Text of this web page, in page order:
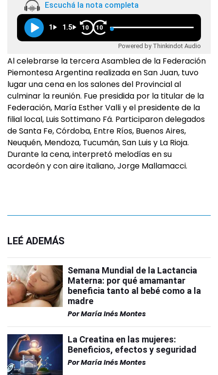
Escuchá la nota completa
1 1.5 10 10
Powered by Thinkindot Audio
Al celebrarse la tercera Asamblea de la Federación
Piemontesa Argentina realizada en San Juan, tuvo
lugar una cena en los salones del Provincial al
culminar la reunión. Fue presidida por la titular de la
Federación, María Esther Valli y el presidente de la
filial local, Luis Sottimano Fá. Participaron delegados
de Santa Fe, Córdoba, Entre Ríos, Buenos Aires,
Neuquén, Mendoza, Tucumán, San Luis y La Rioja.
Durante la cena, interpretó melodías en su
acordeón y con aire italiano, Jorge Mallamacci.
LEÉ ADEMÁS
Semana Mundial de la Lactancia
Materna: por qué amamantar
beneficia tanto al bebé como a la
madre
PorMaría Inés Montes
La Creatina en las mujeres:
Beneficios, efectos y seguridad
PorMaría Inés Montes